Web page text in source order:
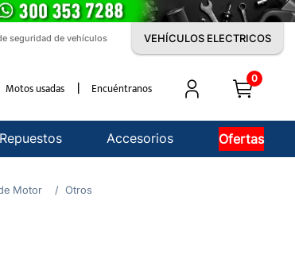
seguridad de vehículos VEHÍCULOS ELECTRICOS
Motos usadas Encuéntranos
0
Repuestos Accesorios Ofertas
Motor Otros